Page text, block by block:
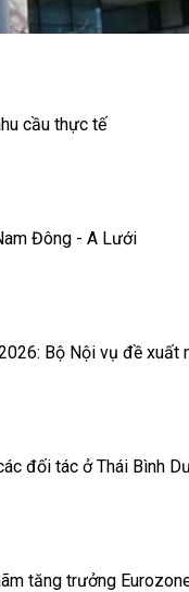
cầu thực tế
Đông - A Lưới
Bộ Nội vụ đề xuất
đối tác ở Thái Bình
tăng trưởng